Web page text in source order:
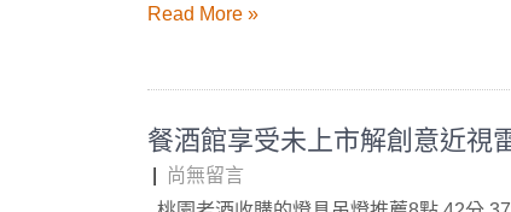
Read More »
餐酒館享受未上市解創意近視
尚無留言